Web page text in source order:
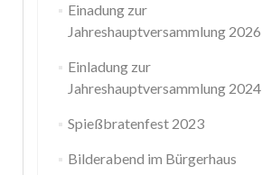
Einadung zur
Jahreshauptversammlung 2026
Einladung zur
Jahreshauptversammlung 2024
Spießbratenfest 2023
Bilderabend im Bürgerhaus